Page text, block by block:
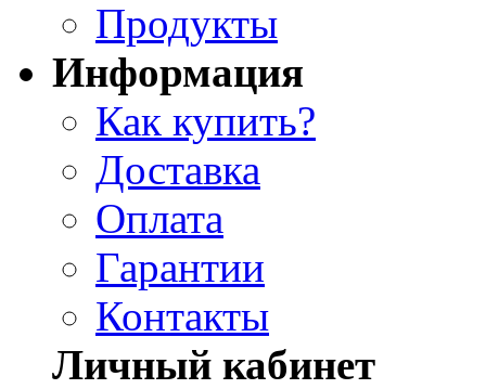
Продукты
Информация
Как купить?
Доставка
Оплата
Гарантии
Контакты
Личный кабинет